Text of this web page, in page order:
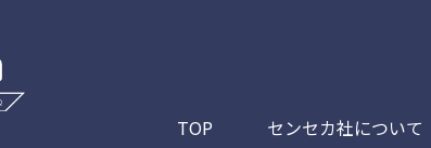
TOP センセカ社について